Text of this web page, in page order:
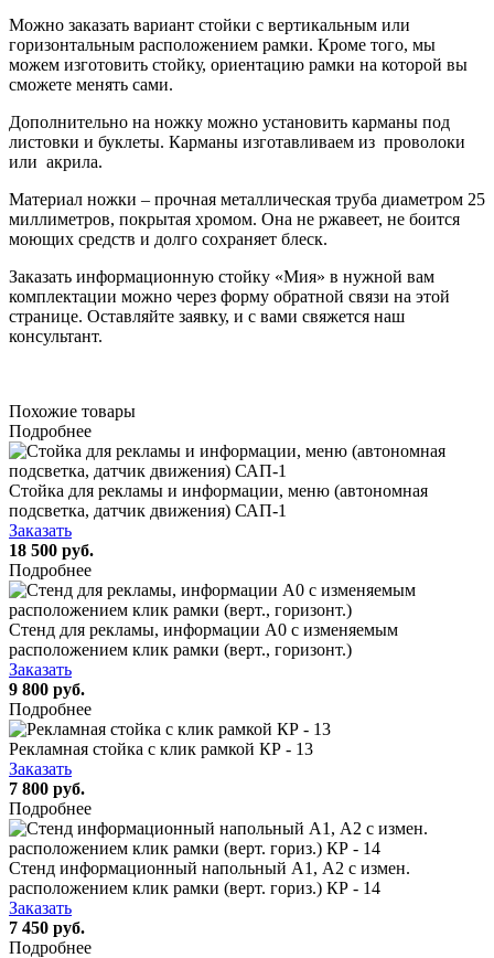
Можно заказать вариант стойки с вертикальным или
горизонтальным расположением рамки. Кроме того, мы
можем изготовить стойку, ориентацию рамки на которой вы
сможете менять сами.
Дополнительно на ножку можно установить карманы под
листовки и буклеты. Карманы изготавливаем из проволоки
или акрила.
Материал ножки – прочная металлическая труба диаметром 25
миллиметров, покрытая хромом. Она не ржавеет, не боится
моющих средств и долго сохраняет блеск.
Заказать информационную стойку «Мия» в нужной вам
комплектации можно через форму обратной связи на этой
странице. Оставляйте заявку, и с вами свяжется наш
консультант.
Похожие товары
Подробнее
Стойка для рекламы и информации, меню (автономная
подсветка, датчик движения) САП-1
Заказать
18 500 руб.
Подробнее
Стенд для рекламы, информации А0 с изменяемым
расположением клик рамки (верт., горизонт.)
Заказать
9 800 руб.
Подробнее
Рекламная стойка с клик рамкой КР - 13
Заказать
7 800 руб.
Подробнее
Стенд информационный напольный А1, А2 с измен.
расположением клик рамки (верт. гориз.) КР - 14
Заказать
7 450 руб.
Подробнее